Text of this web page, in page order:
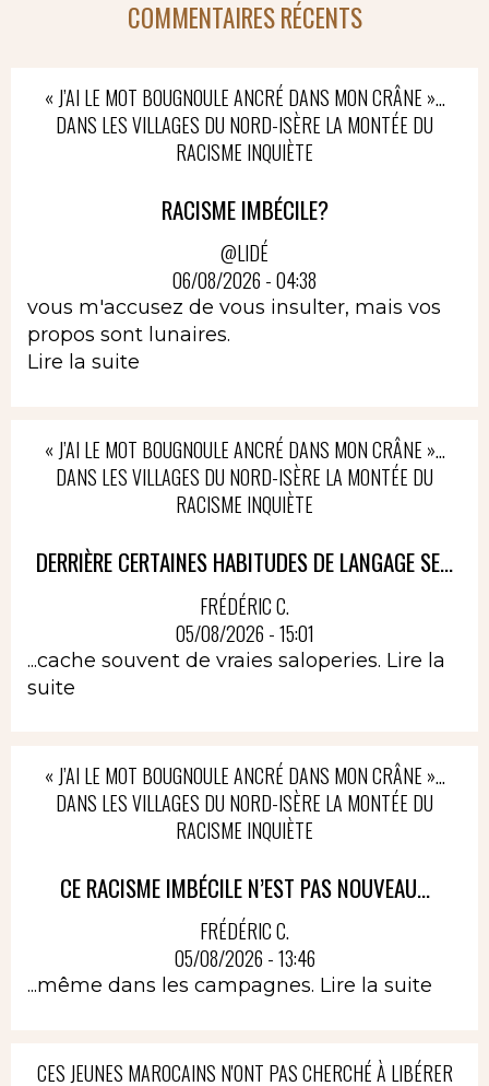
COMMENTAIRES RÉCENTS
« J’AI LE MOT BOUGNOULE ANCRÉ DANS MON CRÂNE »…
DANS LES VILLAGES DU NORD-ISÈRE LA MONTÉE DU
RACISME INQUIÈTE
RACISME IMBÉCILE?
@LIDÉ
06/08/2026 - 04:38
vous m'accusez de vous insulter, mais vos
propos sont lunaires.
Lire la suite
« J’AI LE MOT BOUGNOULE ANCRÉ DANS MON CRÂNE »…
DANS LES VILLAGES DU NORD-ISÈRE LA MONTÉE DU
RACISME INQUIÈTE
DERRIÈRE CERTAINES HABITUDES DE LANGAGE SE...
FRÉDÉRIC C.
05/08/2026 - 15:01
...cache souvent de vraies saloperies. Lire la
suite
« J’AI LE MOT BOUGNOULE ANCRÉ DANS MON CRÂNE »…
DANS LES VILLAGES DU NORD-ISÈRE LA MONTÉE DU
RACISME INQUIÈTE
CE RACISME IMBÉCILE N’EST PAS NOUVEAU...
FRÉDÉRIC C.
05/08/2026 - 13:46
...même dans les campagnes. Lire la suite
CES JEUNES MAROCAINS N'ONT PAS CHERCHÉ À LIBÉRER